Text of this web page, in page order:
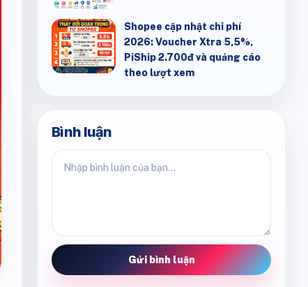
Shopee cập nhật chi phí
2026: Voucher Xtra 5,5%,
PiShip 2.700đ và quảng cáo
theo lượt xem
Bình luận
Gửi bình luận